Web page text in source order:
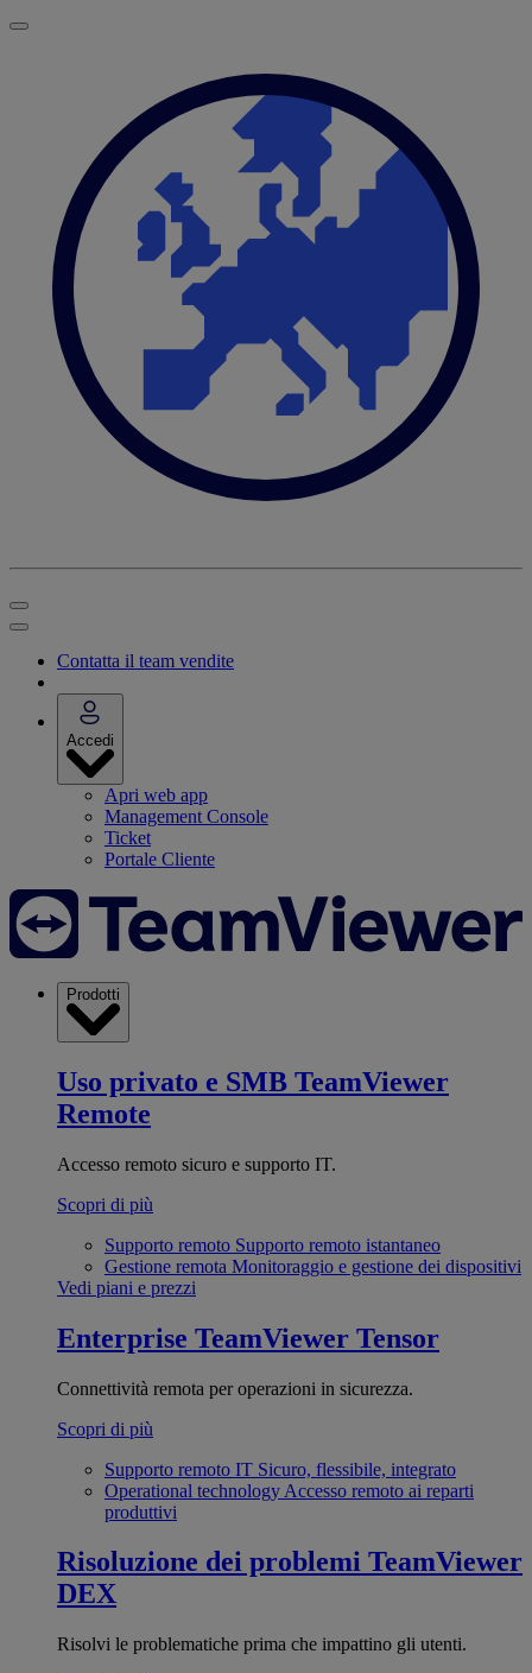
Contatta il team vendite
Accedi
Apri web app
Management Console
Ticket
Portale Cliente
Prodotti
Uso privato e SMB TeamViewer
Remote
Accesso remoto sicuro e supporto IT.
Scopri di più
Supporto remoto Supporto remoto istantaneo
Gestione remota Monitoraggio e gestione dei dispositivi
Vedi piani e prezzi
Enterprise TeamViewer Tensor
Connettività remota per operazioni in sicurezza.
Scopri di più
Supporto remoto IT Sicuro, flessibile, integrato
Operational technology Accesso remoto ai reparti
produttivi
Risoluzione dei problemi TeamViewer
DEX
Risolvi le problematiche prima che impattino gli utenti.